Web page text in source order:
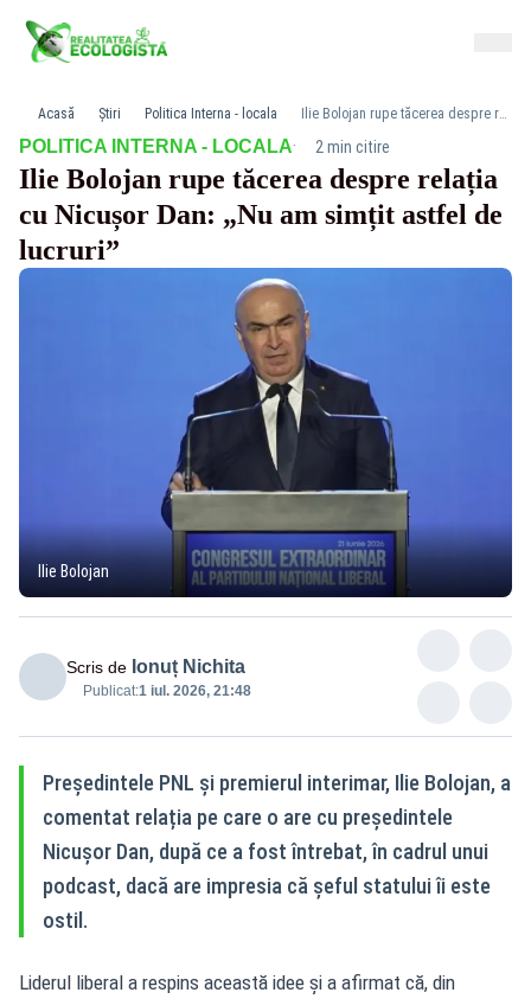
Acasă Știri Politica Interna - locala Ilie Bolojan rupe tăcerea despre relația cu Nicușor Dan: „Nu am simțit astfel de lucruri”
POLITICA INTERNA - LOCALA· 2 min citire
Ilie Bolojan rupe tăcerea despre relația
cu Nicușor Dan: „Nu am simțit astfel de
lucruri”
Ilie Bolojan
Scris de Ionuț Nichita
Publicat:1 iul. 2026, 21:48
Președintele PNL și premierul interimar, Ilie Bolojan, a
comentat relația pe care o are cu președintele
Nicușor Dan, după ce a fost întrebat, în cadrul unui
podcast, dacă are impresia că șeful statului îi este
ostil.
Liderul liberal a respins această idee și a afirmat că, din